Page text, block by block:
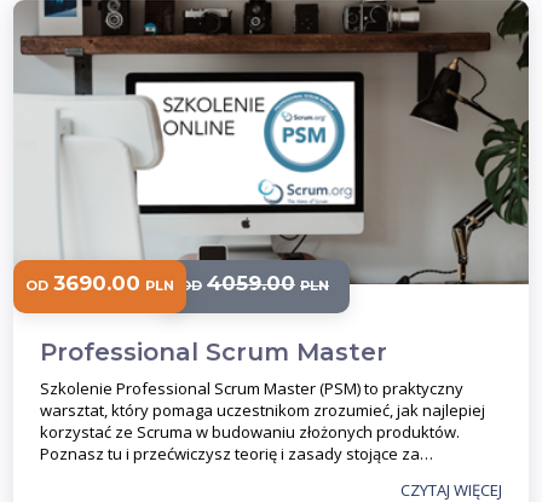
Professional Scrum Master
Szkolenie Professional Scrum Master (PSM) to praktyczny
warsztat, który pomaga uczestnikom zrozumieć, jak najlepiej
korzystać ze Scruma w budowaniu złożonych produktów.
Poznasz tu i przećwiczysz teorię i zasady stojące za…
CZYTAJ WIĘCEJ
OD 3690.00 PLN OD 4059.00 PLN